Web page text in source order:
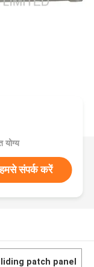
योग्य
संपर्क करें
patch panel